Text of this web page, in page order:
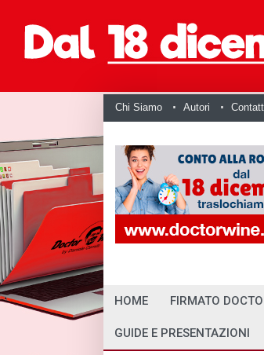
Chi Siamo Autori
HOME FIRMATO
GUIDE E PRESENTAZIONI